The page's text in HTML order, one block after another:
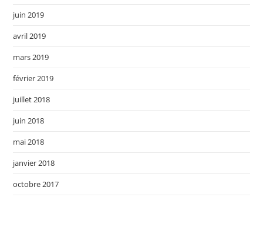
juin 2019
avril 2019
mars 2019
février 2019
juillet 2018
juin 2018
mai 2018
janvier 2018
octobre 2017